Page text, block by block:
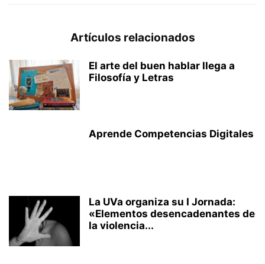
Artículos relacionados
El arte del buen hablar llega a
Filosofía y Letras
Aprende Competencias Digitales
La UVa organiza su I Jornada:
«Elementos desencadenantes de
la violencia...